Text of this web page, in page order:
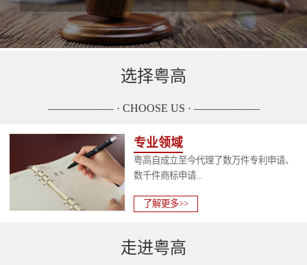
选择粤高
—————— · CHOOSE US · ——————
专业领域
粤高自成立至今代理了数万件专利申请、
数千件商标申请...
了解更多>>
走进粤高